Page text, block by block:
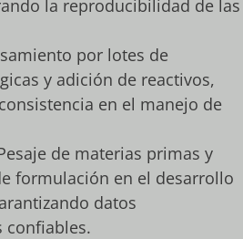
la reproducibilidad de las
por lotes de
y adición de reactivos,
en el manejo de
de materias primas y
formulación en el desarrollo
datos
confiables.